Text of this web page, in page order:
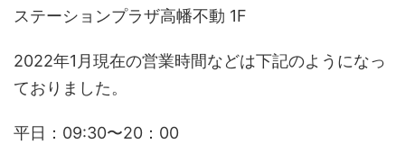
ステーションプラザ高幡不動 1F
2022年1月現在の営業時間などは下記のようになっ
ておりました。
平日：09:30〜20：00